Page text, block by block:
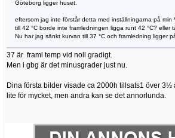
Göteborg ligger huset.
eftersom jag inte förstår detta med inställningarna på min
till 42 °C borde inte framledningen ligga runt 42 °C? eller
Nu har jag sänkt kurvan till 37 °C och framledning ligger
37 är framl temp vid noll gradigt.
Men i gbg är det minusgrader just nu.
Dina första bilder visade ca 2000h tillsats1 över 3½
lite för mycket, men andra kan se det annorlunda.